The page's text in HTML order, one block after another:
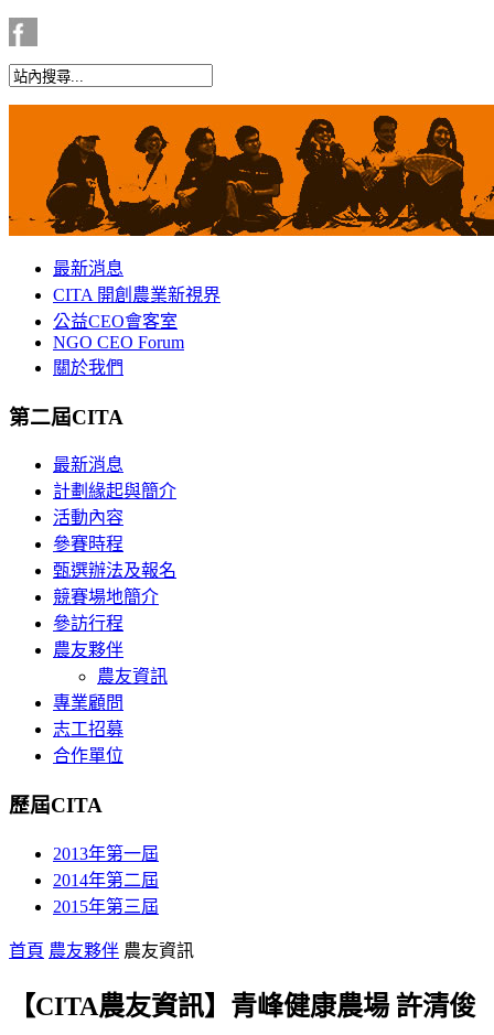
最新消息
CITA 開創農業新視界
公益CEO會客室
NGO CEO Forum
關於我們
第二屆CITA
最新消息
計劃緣起與簡介
活動內容
參賽時程
甄選辦法及報名
競賽場地簡介
參訪行程
農友夥伴
農友資訊
專業顧問
志工招募
合作單位
歷屆CITA
2013年第一屆
2014年第二屆
2015年第三屆
首頁 農友夥伴 農友資訊
【CITA農友資訊】青峰健康農場 許清俊